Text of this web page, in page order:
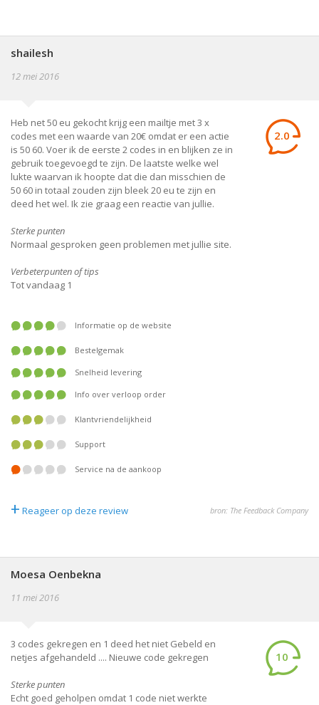
shailesh
12 mei 2016
Heb net 50 eu gekocht krijg een mailtje met 3 x
codes met een waarde van 20€ omdat er een actie
is 50 60. Voer ik de eerste 2 codes in en blijken ze in
gebruik toegevoegd te zijn. De laatste welke wel
lukte waarvan ik hoopte dat die dan misschien de
50 60 in totaal zouden zijn bleek 20 eu te zijn en
deed het wel. Ik zie graag een reactie van jullie.
Sterke punten
Normaal gesproken geen problemen met jullie site.
Verbeterpunten of tips
Tot vandaag 1
2.0
Informatie op de website
Bestelgemak
Snelheid levering
Info over verloop order
Klantvriendelijkheid
Support
Service na de aankoop
+ Reageer op deze review bron: The Feedback Company
Moesa Oenbekna
11 mei 2016
3 codes gekregen en 1 deed het niet Gebeld en
netjes afgehandeld .... Nieuwe code gekregen
Sterke punten
Echt goed geholpen omdat 1 code niet werkte
10